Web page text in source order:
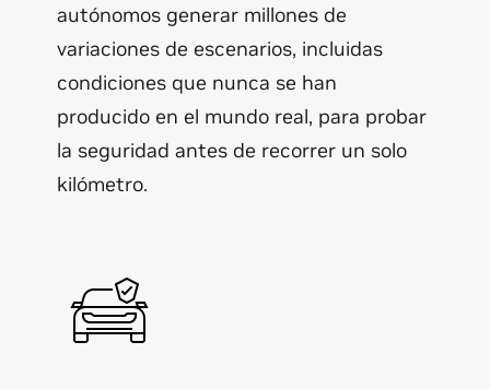
autónomos generar millones de
variaciones de escenarios, incluidas
condiciones que nunca se han
producido en el mundo real, para probar
la seguridad antes de recorrer un solo
kilómetro.